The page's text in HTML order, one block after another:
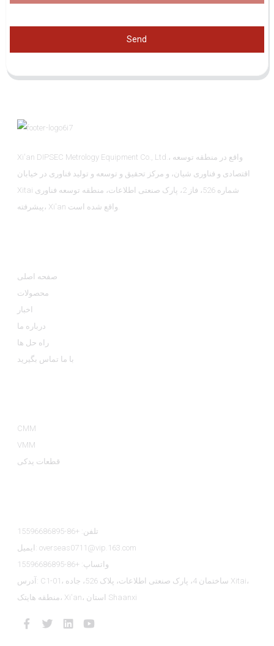
Send
Xi'an DIPSEC Metrology Equipment Co., Ltd.، واقع در منطقه توسعه
اقتصادی و فناوری شیان، و مرکز تحقیق و توسعه و تولید فناوری در خیابان
Xitai شماره 526، فاز 2، پارک صنعتی اطلاعات، منطقه توسعه فناوری
صفحه اصلی
محصولات
اخبار
درباره ما
راه حل ها
با ما تماس بگیرید
CMM
VMM
قطعات یدکی
تلفن: +86-15596686895
ایمیل: overseas0711@vip.163.com
واتساپ: +86-15596686895
آدرس: C1-01، ساختمان 4، پارک صنعتی اطلاعات، پلاک 526، جاده Xitai،
منطقه هایتک، Xi'an، استان Shaanxi